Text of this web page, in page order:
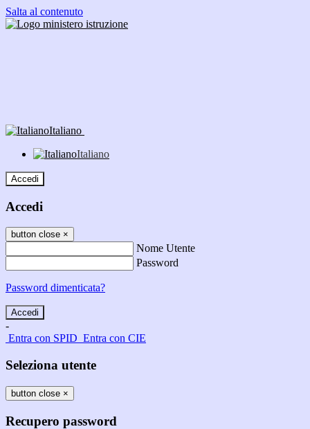
Salta al contenuto
Italiano
Italiano
Accedi
Accedi
button close ×
Nome Utente
Password
Password dimenticata?
-
Entra con SPID Entra con CIE
Seleziona utente
button close ×
Recupero password